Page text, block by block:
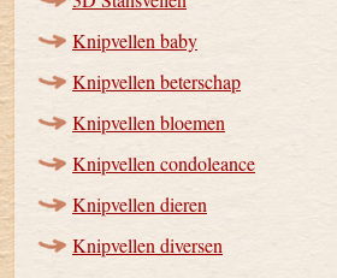
Knipvellen baby
Knipvellen beterschap
Knipvellen bloemen
Knipvellen condoleance
Knipvellen dieren
Knipvellen diversen